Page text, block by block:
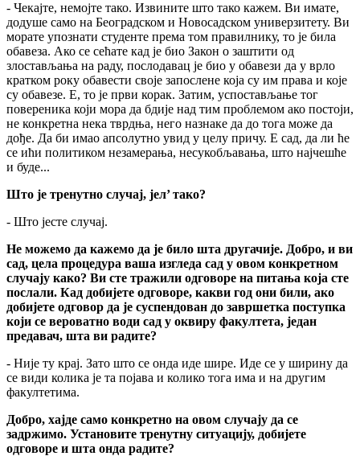
- Чекајте, немојте тако. Извините што тако кажем. Ви имате,
додуше само на Београдском и Новосадском универзитету. Ви
морате упознати студенте према том правилнику, то је била
обавеза. Ако се сећате кад је био Закон о заштити од
злостављања на раду, послодавац је био у обавези да у врло
кратком року обавести своје запослене која су им права и које
су обавезе. Е, то је први корак. Затим, успостављање тог
повереника који мора да бдије над тим проблемом ако постоји,
не конкретна нека тврдња, него назнаке да до тога може да
дође. Да би имао апсолутно увид у целу причу. Е сад, да ли ће
се ићи политиком незамерања, несукобљавања, што најчешће
и буде...
Што је тренутно случај, јел’ тако?
- Што јесте случај.
Не можемо да кажемо да је било шта другачије. Добро, и ви
сад, цела процедура ваша изгледа сад у овом конкретном
случају како? Ви сте тражили одговоре на питања која сте
послали. Кад добијете одговоре, какви год они били, ако
добијете одговор да је суспендован до завршетка поступка
који се вероватно води сад у оквиру факултета, један
предавач, шта ви радите?
- Није ту крај. Зато што се онда иде шире. Иде се у ширину да
се види колика је та појава и колико тога има и на другим
факултетима.
Добро, хајде само конкретно на овом случају да се
задржимо. Установите тренутну ситуацију, добијете
одговоре и шта онда радите?